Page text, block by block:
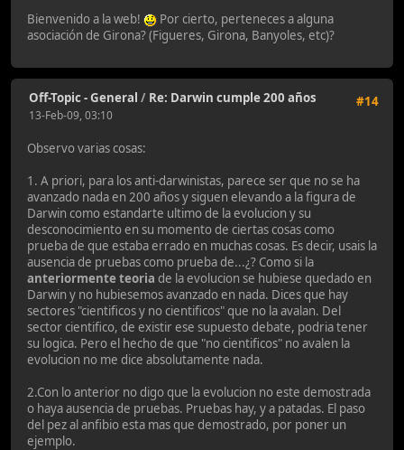
Bienvenido a la web!
Por cierto, perteneces a alguna
asociación de Girona? (Figueres, Girona, Banyoles, etc)?
#14
Off-Topic - General / Re: Darwin cumple 200 años
13-Feb-09, 03:10
Observo varias cosas:
1. A priori, para los anti-darwinistas, parece ser que no se ha
avanzado nada en 200 años y siguen elevando a la figura de
Darwin como estandarte ultimo de la evolucion y su
desconocimiento en su momento de ciertas cosas como
prueba de que estaba errado en muchas cosas. Es decir, usais la
ausencia de pruebas como prueba de...¿? Como si la
anteriormenteteoria de la evolucion se hubiese quedado en
Darwin y no hubiesemos avanzado en nada. Dices que hay
sectores "cientificos y no cientificos" que no la avalan. Del
sector cientifico, de existir ese supuesto debate, podria tener
su logica. Pero el hecho de que "no cientificos" no avalen la
evolucion no me dice absolutamente nada.
2.Con lo anterior no digo que la evolucion no este demostrada
o haya ausencia de pruebas. Pruebas hay, y a patadas. El paso
del pez al anfibio esta mas que demostrado, por poner un
ejemplo.